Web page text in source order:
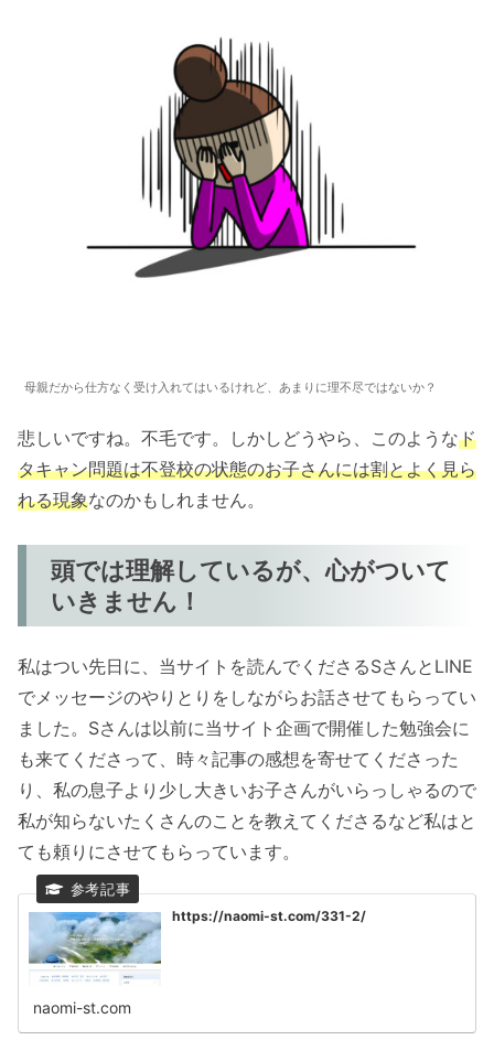
母親だから仕方なく受け入れてはいるけれど、あまりに理不尽ではないか？
悲しいですね。不毛です。しかしどうやら、このようなド
タキャン問題は不登校の状態のお子さんには割とよく見ら
れる現象なのかもしれません。
頭では理解しているが、心がついて
いきません！
私はつい先日に、当サイトを読んでくださるSさんとLINE
でメッセージのやりとりをしながらお話させてもらってい
ました。Sさんは以前に当サイト企画で開催した勉強会に
も来てくださって、時々記事の感想を寄せてくださった
り、私の息子より少し大きいお子さんがいらっしゃるので
私が知らないたくさんのことを教えてくださるなど私はと
ても頼りにさせてもらっています。
https://naomi-st.com/331-2/
naomi-st.com